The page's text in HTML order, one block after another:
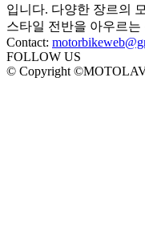
입니다. 다양한 장르의
스타일 전반을 아우르
Contact:
FOLLOW US
© Copyright